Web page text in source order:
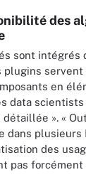
des
sont intégrés
plugins
en
data scientists
». «
dans plusieurs
des
pas forcément